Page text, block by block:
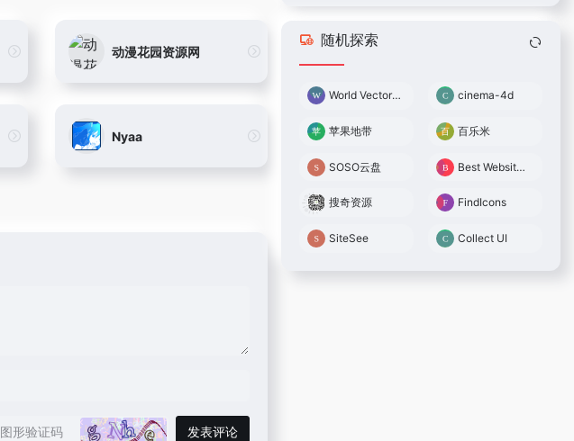
动漫花园资源网
Nyaa
发表评论
随机探索
World Vector Logo cinema-4d
苹果地带 百乐米
SOSO云盘 Best Websites Gallery
搜奇资源 FindIcons
SiteSee Collect UI